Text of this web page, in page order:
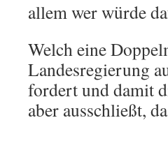
allem wer würde
Welch eine
Landesregierung
fordert und damit
aber ausschließt,